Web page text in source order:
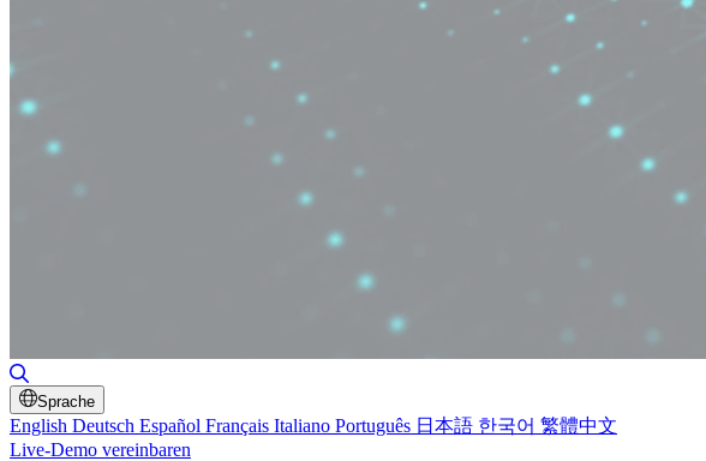
Sprache
English Deutsch Español Français Italiano Português 日本語 한국어 繁體中文
Live-Demo vereinbaren